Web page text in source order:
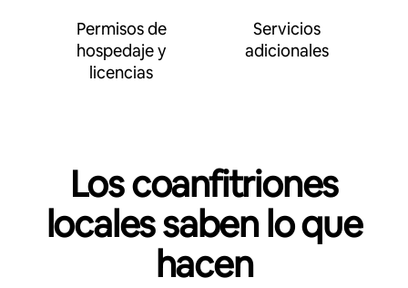
Permisos de
hospedaje y
licencias
Servicios
adicionales
Los coanfitriones
locales saben lo que
hacen